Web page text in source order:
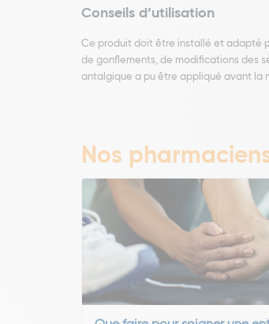
Conseils d’utilisation
Ce produit doit être installé et adapté
de gonflements, de modifications des
antalgique a pu être appliqué avant la
Nos